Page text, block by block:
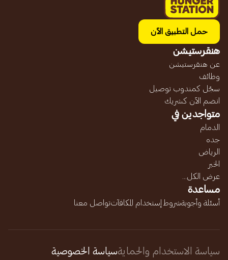
حمل التطبيق الآن
هنقرستيشن
عن هنقرستيشن
وظائف
سجّل كمندوب توصيل
انضم الآن كشريك
متواجدين في
الدمام
جده
الرياض
الخبر
عرض الكل...
مساعدة
أسئلة وأجوبةشروط إستخدام المكافآتتواصل معنا
سياسة الاستخدام والحمايةسياسة الخصوصية